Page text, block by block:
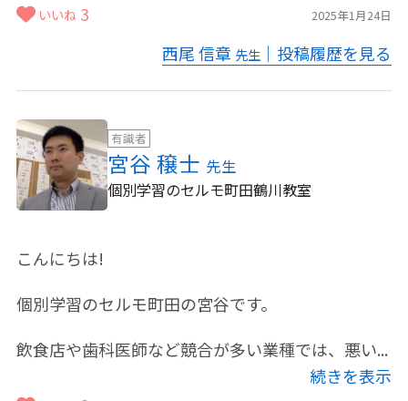
2025年1月24日
いいね 3
西尾 信章 先生 ｜投稿履歴を見る
有識者
宮谷 穣士 先生
個別学習のセルモ町田鶴川教室
こんにちは!
個別学習のセルモ町田の宮谷です。
飲食店や歯科医師など競合が多い業種では、悪い...
続きを表示